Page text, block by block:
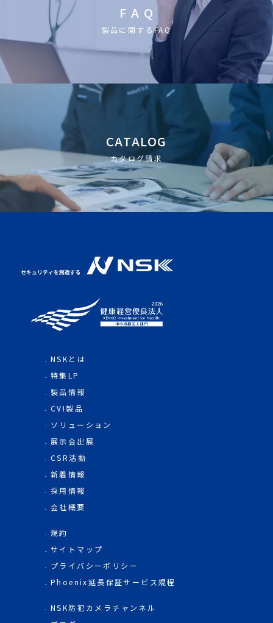
F A Q
製品に関するFAQ
CATALOG
カタログ請求
NSKとは
特集LP
製品情報
CVI製品
ソリューション
展示会出展
CSR活動
新着情報
採用情報
会社概要
規約
サイトマップ
プライバシーポリシー
Phoenix延長保証サービス規程
NSK防犯カメラチャンネル